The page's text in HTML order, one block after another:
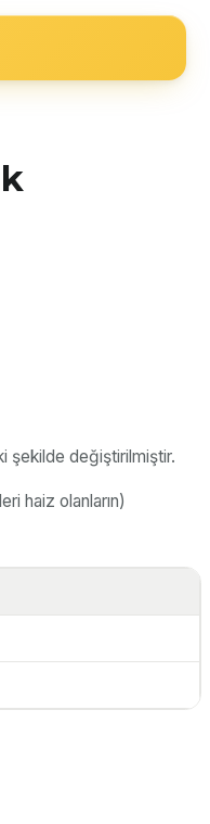
şekilde değiştirilmiştir.
haiz olanların)